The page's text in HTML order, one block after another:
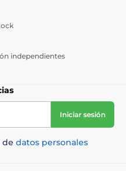
independientes
Iniciar sesión
de datos personales